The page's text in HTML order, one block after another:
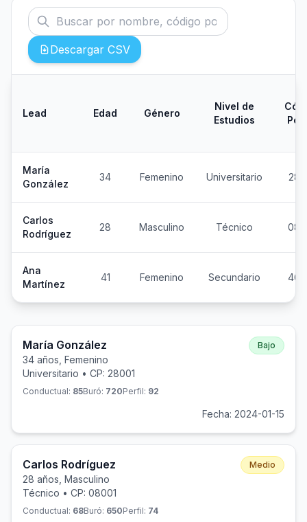
Descargar CSV
Lead Edad Género
Nivel de
Estudios
María
González
34 Femenino Universitario
Carlos
Rodríguez
28 Masculino Técnico
Ana
Martínez
41 Femenino Secundario
María González
34 años, Femenino
Universitario • CP: 28001
Conductual: 85Buró: 720Perfil: 92
Bajo
Fecha: 2024-01-15
Carlos Rodríguez
28 años, Masculino
Técnico • CP: 08001
Conductual: 68Buró: 650Perfil: 74
Medio